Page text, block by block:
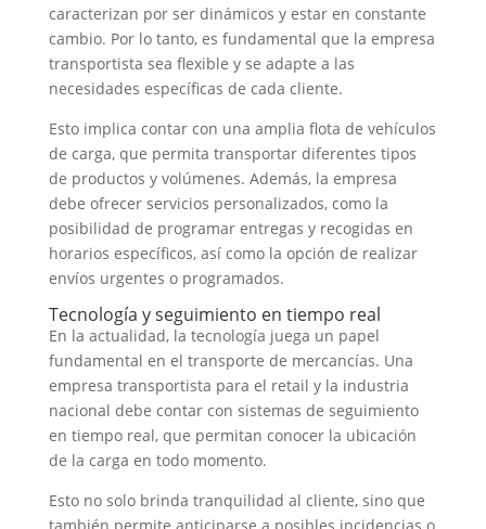
caracterizan por ser dinámicos y estar en constante
cambio. Por lo tanto, es fundamental que la empresa
transportista sea flexible y se adapte a las
necesidades específicas de cada cliente.
Esto implica contar con una amplia flota de vehículos
de carga, que permita transportar diferentes tipos
de productos y volúmenes. Además, la empresa
debe ofrecer servicios personalizados, como la
posibilidad de programar entregas y recogidas en
horarios específicos, así como la opción de realizar
envíos urgentes o programados.
Tecnología y seguimiento en tiempo real
En la actualidad, la tecnología juega un papel
fundamental en el transporte de mercancías. Una
empresa transportista para el retail y la industria
nacional debe contar con sistemas de seguimiento
en tiempo real, que permitan conocer la ubicación
de la carga en todo momento.
Esto no solo brinda tranquilidad al cliente, sino que
también permite anticiparse a posibles incidencias o